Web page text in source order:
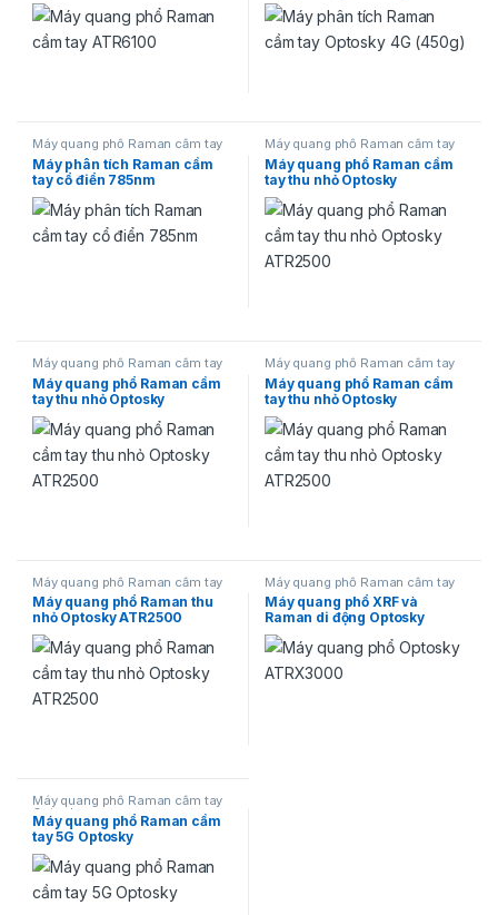
Máy quang phổ Raman cầm tay
Optosky
Máy phân tích Raman cầm
tay cổ điển 785nm
Máy quang phổ Raman cầm tay
Optosky
Máy quang phổ Raman cầm
tay thu nhỏ Optosky
ATR2500-1064
Máy quang phổ Raman cầm tay
Optosky
Máy quang phổ Raman cầm
tay thu nhỏ Optosky
ATR2500-785
Máy quang phổ Raman cầm tay
Optosky
Máy quang phổ Raman cầm
tay thu nhỏ Optosky
ATR2500-532
Máy quang phổ Raman cầm tay
Optosky
Máy quang phổ Raman thu
nhỏ Optosky ATR2500
Máy quang phổ Raman cầm tay
Optosky
Máy quang phổ XRF và
Raman di động Optosky
Máy quang phổ Raman cầm tay
Optosky
Máy quang phổ Raman cầm
tay 5G Optosky